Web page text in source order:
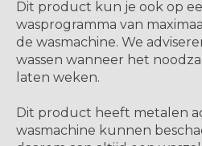
Dit product kun je ook op
wasprogramma van
de wasmachine. We
wassen wanneer het
laten weken.
Dit product heeft metalen
wasmachine kunnen